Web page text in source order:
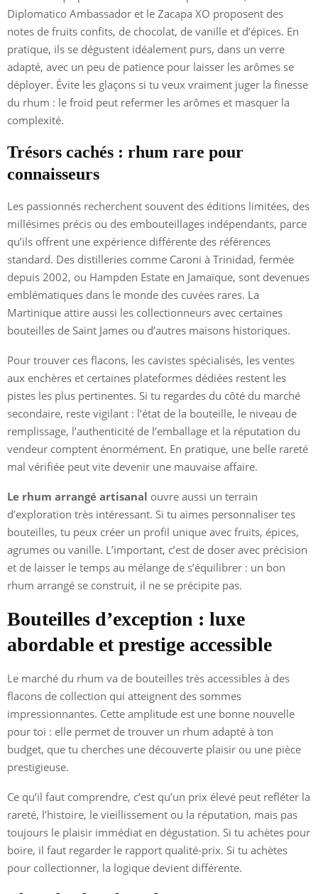
Diplomatico Ambassador et le Zacapa XO proposent des
notes de fruits confits, de chocolat, de vanille et d’épices. En
pratique, ils se dégustent idéalement purs, dans un verre
adapté, avec un peu de patience pour laisser les arômes se
déployer. Évite les glaçons si tu veux vraiment juger la finesse
du rhum : le froid peut refermer les arômes et masquer la
complexité.
Trésors cachés : rhum rare pour
connaisseurs
Les passionnés recherchent souvent des éditions limitées, des
millésimes précis ou des embouteillages indépendants, parce
qu’ils offrent une expérience différente des références
standard. Des distilleries comme Caroni à Trinidad, fermée
depuis 2002, ou Hampden Estate en Jamaïque, sont devenues
emblématiques dans le monde des cuvées rares. La
Martinique attire aussi les collectionneurs avec certaines
bouteilles de Saint James ou d’autres maisons historiques.
Pour trouver ces flacons, les cavistes spécialisés, les ventes
aux enchères et certaines plateformes dédiées restent les
pistes les plus pertinentes. Si tu regardes du côté du marché
secondaire, reste vigilant : l’état de la bouteille, le niveau de
remplissage, l’authenticité de l’emballage et la réputation du
vendeur comptent énormément. En pratique, une belle rareté
mal vérifiée peut vite devenir une mauvaise affaire.
Le rhum arrangé artisanal ouvre aussi un terrain
d’exploration très intéressant. Si tu aimes personnaliser tes
bouteilles, tu peux créer un profil unique avec fruits, épices,
agrumes ou vanille. L’important, c’est de doser avec précision
et de laisser le temps au mélange de s’équilibrer : un bon
rhum arrangé se construit, il ne se précipite pas.
Bouteilles d’exception : luxe
abordable et prestige accessible
Le marché du rhum va de bouteilles très accessibles à des
flacons de collection qui atteignent des sommes
impressionnantes. Cette amplitude est une bonne nouvelle
pour toi : elle permet de trouver un rhum adapté à ton
budget, que tu cherches une découverte plaisir ou une pièce
prestigieuse.
Ce qu’il faut comprendre, c’est qu’un prix élevé peut refléter la
rareté, l’histoire, le vieillissement ou la réputation, mais pas
toujours le plaisir immédiat en dégustation. Si tu achètes pour
boire, il faut regarder le rapport qualité-prix. Si tu achètes
pour collectionner, la logique devient différente.